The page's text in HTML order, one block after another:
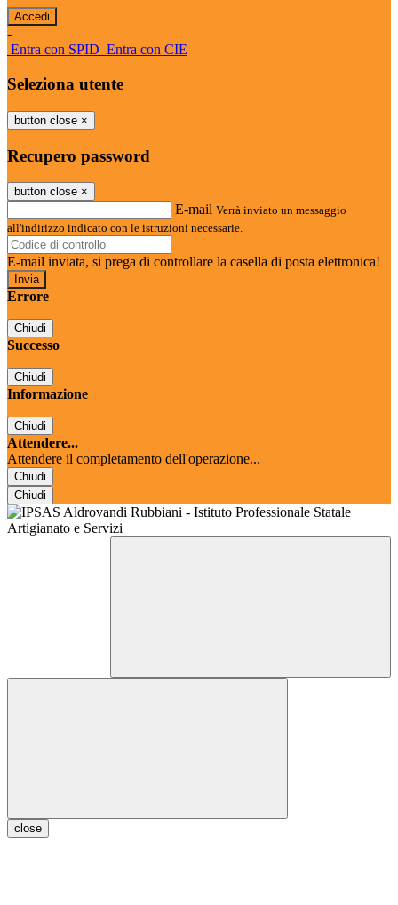
-
Entra con SPID Entra con CIE
Seleziona utente
button close ×
Recupero password
button close ×
E-mail Verrà inviato un messaggio
all'indirizzo indicato con le istruzioni necessarie.
E-mail inviata, si prega di controllare la casella di posta elettronica!
Errore
Chiudi
Successo
Chiudi
Informazione
Chiudi
Attendere...
Attendere il completamento dell'operazione...
Chiudi
Chiudi
close